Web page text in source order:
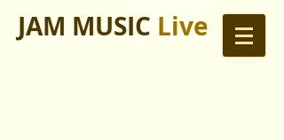
JAM MUSIC Live